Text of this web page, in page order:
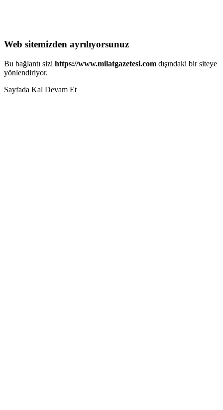
Web sitemizden ayrılıyorsunuz
Bu bağlantı sizi https://www.milatgazetesi.com dışındaki bir siteye
yönlendiriyor.
Sayfada Kal Devam Et